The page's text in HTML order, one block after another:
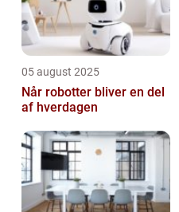
05 august 2025
Når robotter bliver en del
af hverdagen